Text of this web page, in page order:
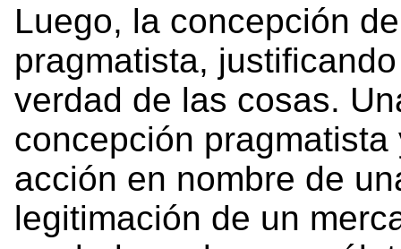
Luego, la concepción
pragmatista,
verdad de las cosas.
concepción
acción en nombre de
legitimación de un